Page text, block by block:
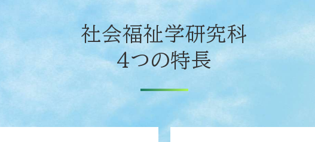
社会福祉学研究科
4つの特長